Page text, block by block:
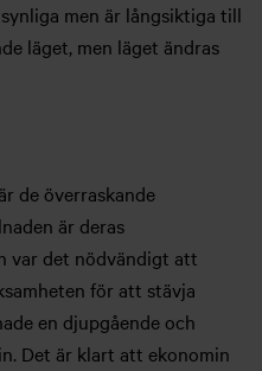
men är långsiktiga till
läget, men läget ändras
de överraskande
är deras
var det nödvändigt att
för att stävja
en djupgående och
Det är klart att ekonomin